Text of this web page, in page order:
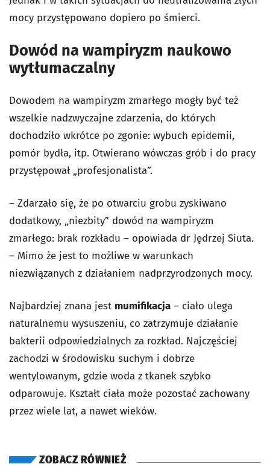
mocy przystępowano dopiero po śmierci.
Dowód na wampiryzm naukowo
wytłumaczalny
Dowodem na wampiryzm zmarłego mogły być też
wszelkie nadzwyczajne zdarzenia, do których
dochodziło wkrótce po zgonie: wybuch epidemii,
pomór bydła, itp. Otwierano wówczas grób i do pracy
przystępował „profesjonalista”.
– Zdarzało się, że po otwarciu grobu zyskiwano
dodatkowy, „niezbity” dowód na wampiryzm
zmarłego: brak rozkładu – opowiada dr Jędrzej Siuta.
– Mimo że jest to możliwe w warunkach
niezwiązanych z działaniem nadprzyrodzonych mocy.
Najbardziej znana jest mumifikacja – ciało ulega
naturalnemu wysuszeniu, co zatrzymuje działanie
bakterii odpowiedzialnych za rozkład. Najczęściej
zachodzi w środowisku suchym i dobrze
wentylowanym, gdzie woda z tkanek szybko
odparowuje. Kształt ciała może pozostać zachowany
przez wiele lat, a nawet wieków.
ZOBACZ RÓWNIEŻ